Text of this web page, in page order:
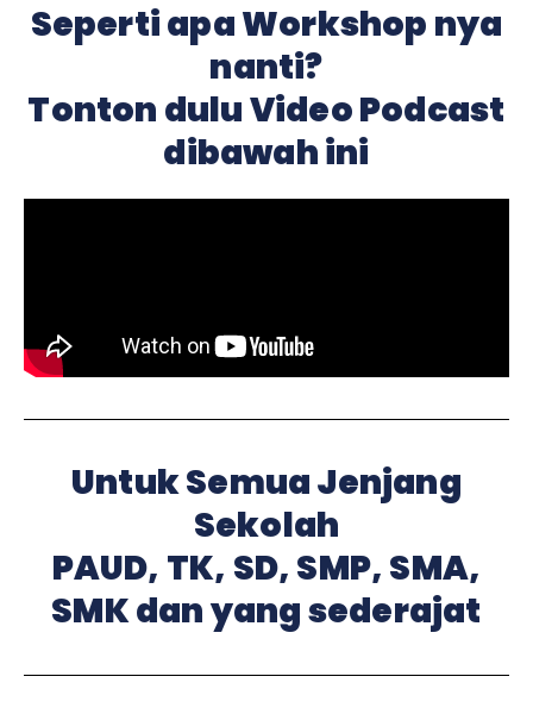
Seperti apa Workshop nya
nanti?
Tonton dulu Video Podcast
dibawah ini
Untuk Semua Jenjang
Sekolah
PAUD, TK, SD, SMP, SMA,
SMK dan yang sederajat